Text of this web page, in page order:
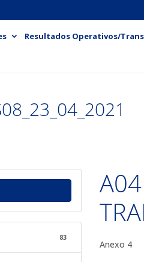
Resultados Operativos/
83
Anexo 4